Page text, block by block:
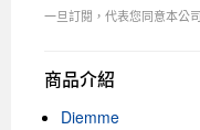
一旦訂閱，代表您同意本公
商品介紹
Diemme